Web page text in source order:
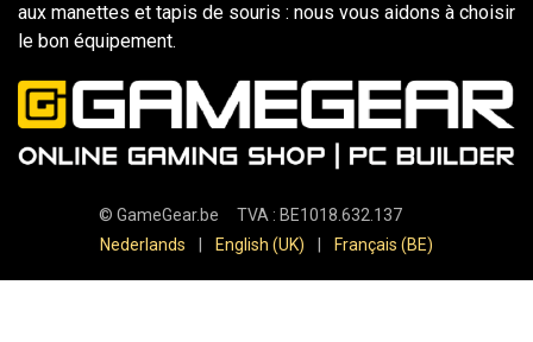
aux manettes et tapis de souris : nous vous aidons à choisir
le bon équipement.
© GameGear.be TVA : BE1018.632.137
Nederlands
English (UK) Français (BE)